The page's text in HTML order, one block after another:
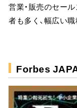
営業・販売のセー
者も多く、幅広い
Forbes